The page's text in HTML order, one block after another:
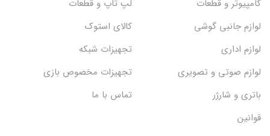
کامپیوتر و قطعات
لپ تاپ و قطعات
لوازم جانبی گوشی
کالای استوک
لوازم اداری
تجهیزات شبکه
لوازم صوتی و تصویری
تجهیزات مخصوص بازی
باتری و شارژر
تماس با ما
قوانین